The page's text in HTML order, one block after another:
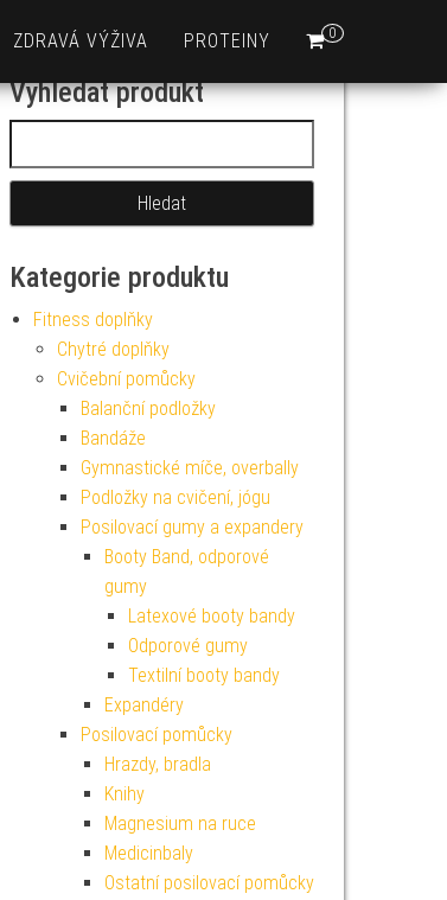
0
ZDRAVÁ VÝŽIVA PROTEINY
Vyhledat produkt
Kategorie produktu
Fitness doplňky
Chytré doplňky
Cvičební pomůcky
Balanční podložky
Bandáže
Gymnastické míče, overbally
Podložky na cvičení, jógu
Posilovací gumy a expandery
Booty Band, odporové
gumy
Latexové booty bandy
Odporové gumy
Textilní booty bandy
Expandéry
Posilovací pomůcky
Hrazdy, bradla
Knihy
Magnesium na ruce
Medicinbaly
Ostatní posilovací pomůcky